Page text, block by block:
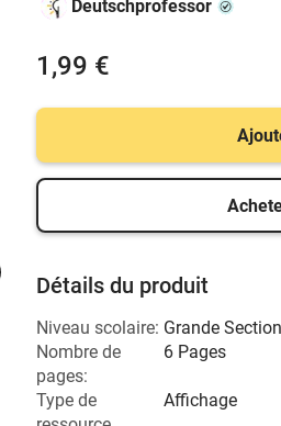
Deutschprofessor
1,99 €
Détails du produit
Niveau scolaire: Grande Section
Nombre de
pages:
6 Pages
Type de
Affichage